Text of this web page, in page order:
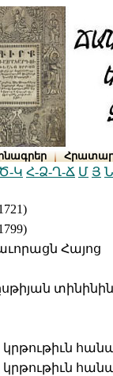
Կ Հ-Ձ-Ղ-Ճ Մ Յ
Հայոց